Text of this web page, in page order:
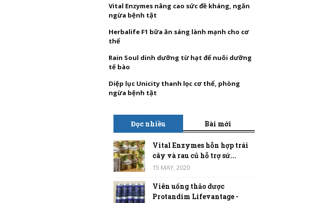
Vital Enzymes nâng cao sức đề kháng, ngăn
ngừa bệnh tật
Herbalife F1 bữa ăn sáng lành mạnh cho cơ
thể
Rain Soul dinh dưỡng từ hạt để nuôi dưỡng
tế bào
Diệp lục Unicity thanh lọc cơ thể, phòng
ngừa bệnh tật
Đọc nhiều Bài mới
Vital Enzymes hỗn hợp trái
cây và rau củ hỗ trợ sứ...
15 MAY, 2020
Viên uống thảo dược
Protandim Lifevantage -